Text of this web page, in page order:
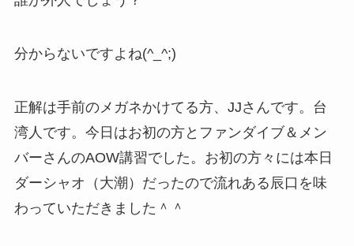
分からないですよね(^_^;)
正解は手前のメガネかけてる方、JJさんです。台
湾人です。今日はお初の方とファンダイブ＆メン
バーさんのAOW講習でした。お初の方々には本日
ダーシャオ（大潮）だったので流れある辰口を味
わっていただきました＾＾